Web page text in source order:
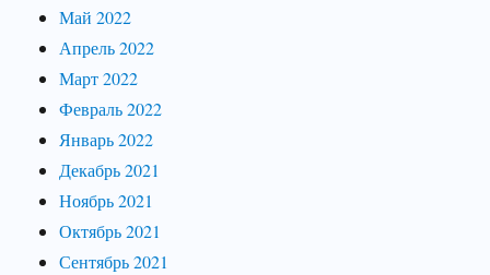
Май 2022
Апрель 2022
Март 2022
Февраль 2022
Январь 2022
Декабрь 2021
Ноябрь 2021
Октябрь 2021
Сентябрь 2021